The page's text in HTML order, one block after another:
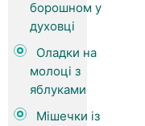
борошном у
духовці
Оладки на
молоці з
яблуками
Мішечки із